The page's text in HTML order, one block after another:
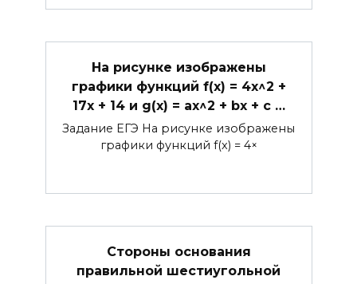
На рисунке изображены
графики функций f(x) = 4x^2 +
17x + 14 и g(x) = ax^2 + bx + c …
Задание ЕГЭ На рисунке изображены
графики функций f(x) = 4×
Стороны основания
правильной шестиугольной